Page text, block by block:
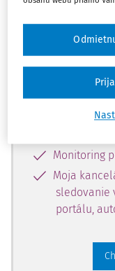
obsahu
zdarma,
Vďaka
Monitoring
Moja
sledovanie
portálu,